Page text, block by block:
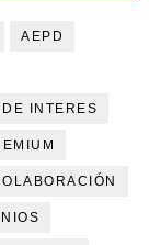
AEPD
INTERES